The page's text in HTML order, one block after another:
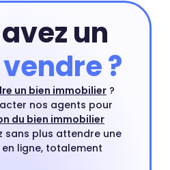
un
?
un bien immobilier ?
nos agents pour
du bien immobilier
sans plus attendre une
ligne, totalement